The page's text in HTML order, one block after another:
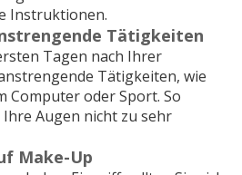
Instruktionen.
Tätigkeiten
Tagen nach Ihrer
Tätigkeiten, wie
Computer oder Sport. So
Ihre Augen nicht zu sehr
Make-Up